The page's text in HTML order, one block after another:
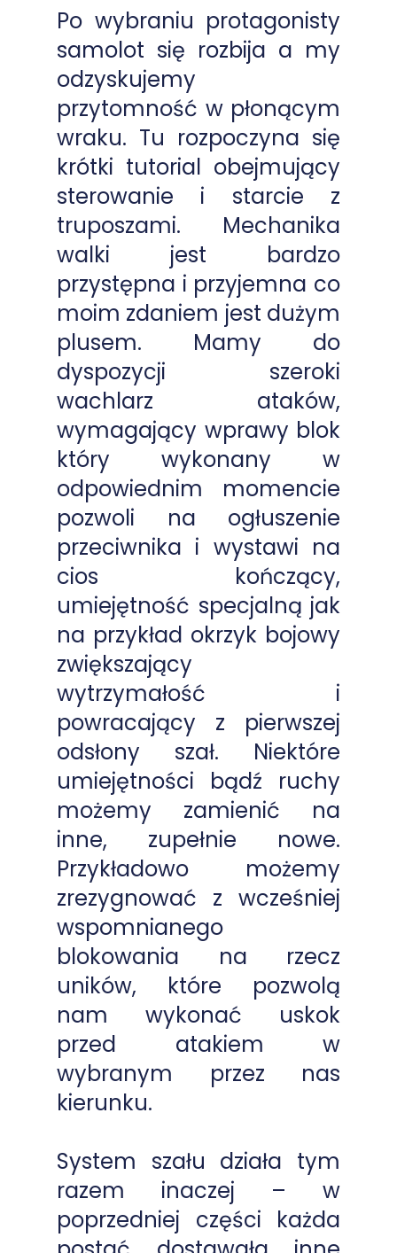
Po wybraniu protagonisty
samolot się rozbija a my
odzyskujemy
przytomność w płonącym
wraku. Tu rozpoczyna się
krótki tutorial obejmujący
sterowanie i starcie z
truposzami. Mechanika
walki jest bardzo
przystępna i przyjemna co
moim zdaniem jest dużym
plusem. Mamy do
dyspozycji szeroki
wachlarz ataków,
wymagający wprawy blok
który wykonany w
odpowiednim momencie
pozwoli na ogłuszenie
przeciwnika i wystawi na
cios kończący,
umiejętność specjalną jak
na przykład okrzyk bojowy
zwiększający
wytrzymałość i
powracający z pierwszej
odsłony szał. Niektóre
umiejętności bądź ruchy
możemy zamienić na
inne, zupełnie nowe.
Przykładowo możemy
zrezygnować z wcześniej
wspomnianego
blokowania na rzecz
uników, które pozwolą
nam wykonać uskok
przed atakiem w
wybranym przez nas
kierunku.
System szału działa tym
razem inaczej – w
poprzedniej części każda